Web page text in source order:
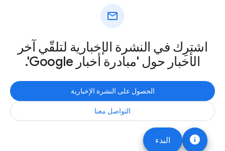
info البدء
mail
اشترِك في النشرة الإخبارية لتلقّي آخر
الأخبار حول 'مبادرة أخبار Google'.
الحصول على النشرة الإخبارية
التواصل معنا